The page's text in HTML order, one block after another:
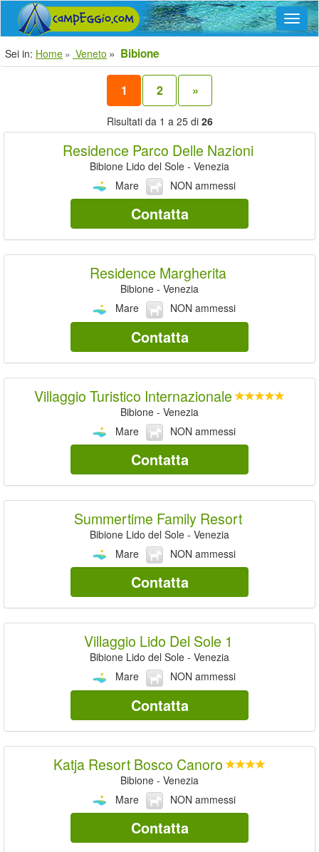
Sei in: Home Veneto Bibione
1 2 »
Risultati da 1 a 25 di 26
Residence Parco Delle Nazioni
Bibione Lido del Sole - Venezia
Mare
NON ammessi
Contatta
Residence Margherita
Bibione - Venezia
Mare
NON ammessi
Contatta
Villaggio Turistico Internazionale
Bibione - Venezia
Mare
NON ammessi
Contatta
Summertime Family Resort
Bibione Lido del Sole - Venezia
Mare
NON ammessi
Contatta
Villaggio Lido Del Sole 1
Bibione Lido del Sole - Venezia
Mare
NON ammessi
Contatta
Katja Resort Bosco Canoro
Bibione - Venezia
Mare
NON ammessi
Contatta